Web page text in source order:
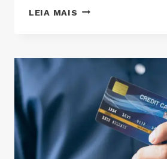
LEIA MAIS